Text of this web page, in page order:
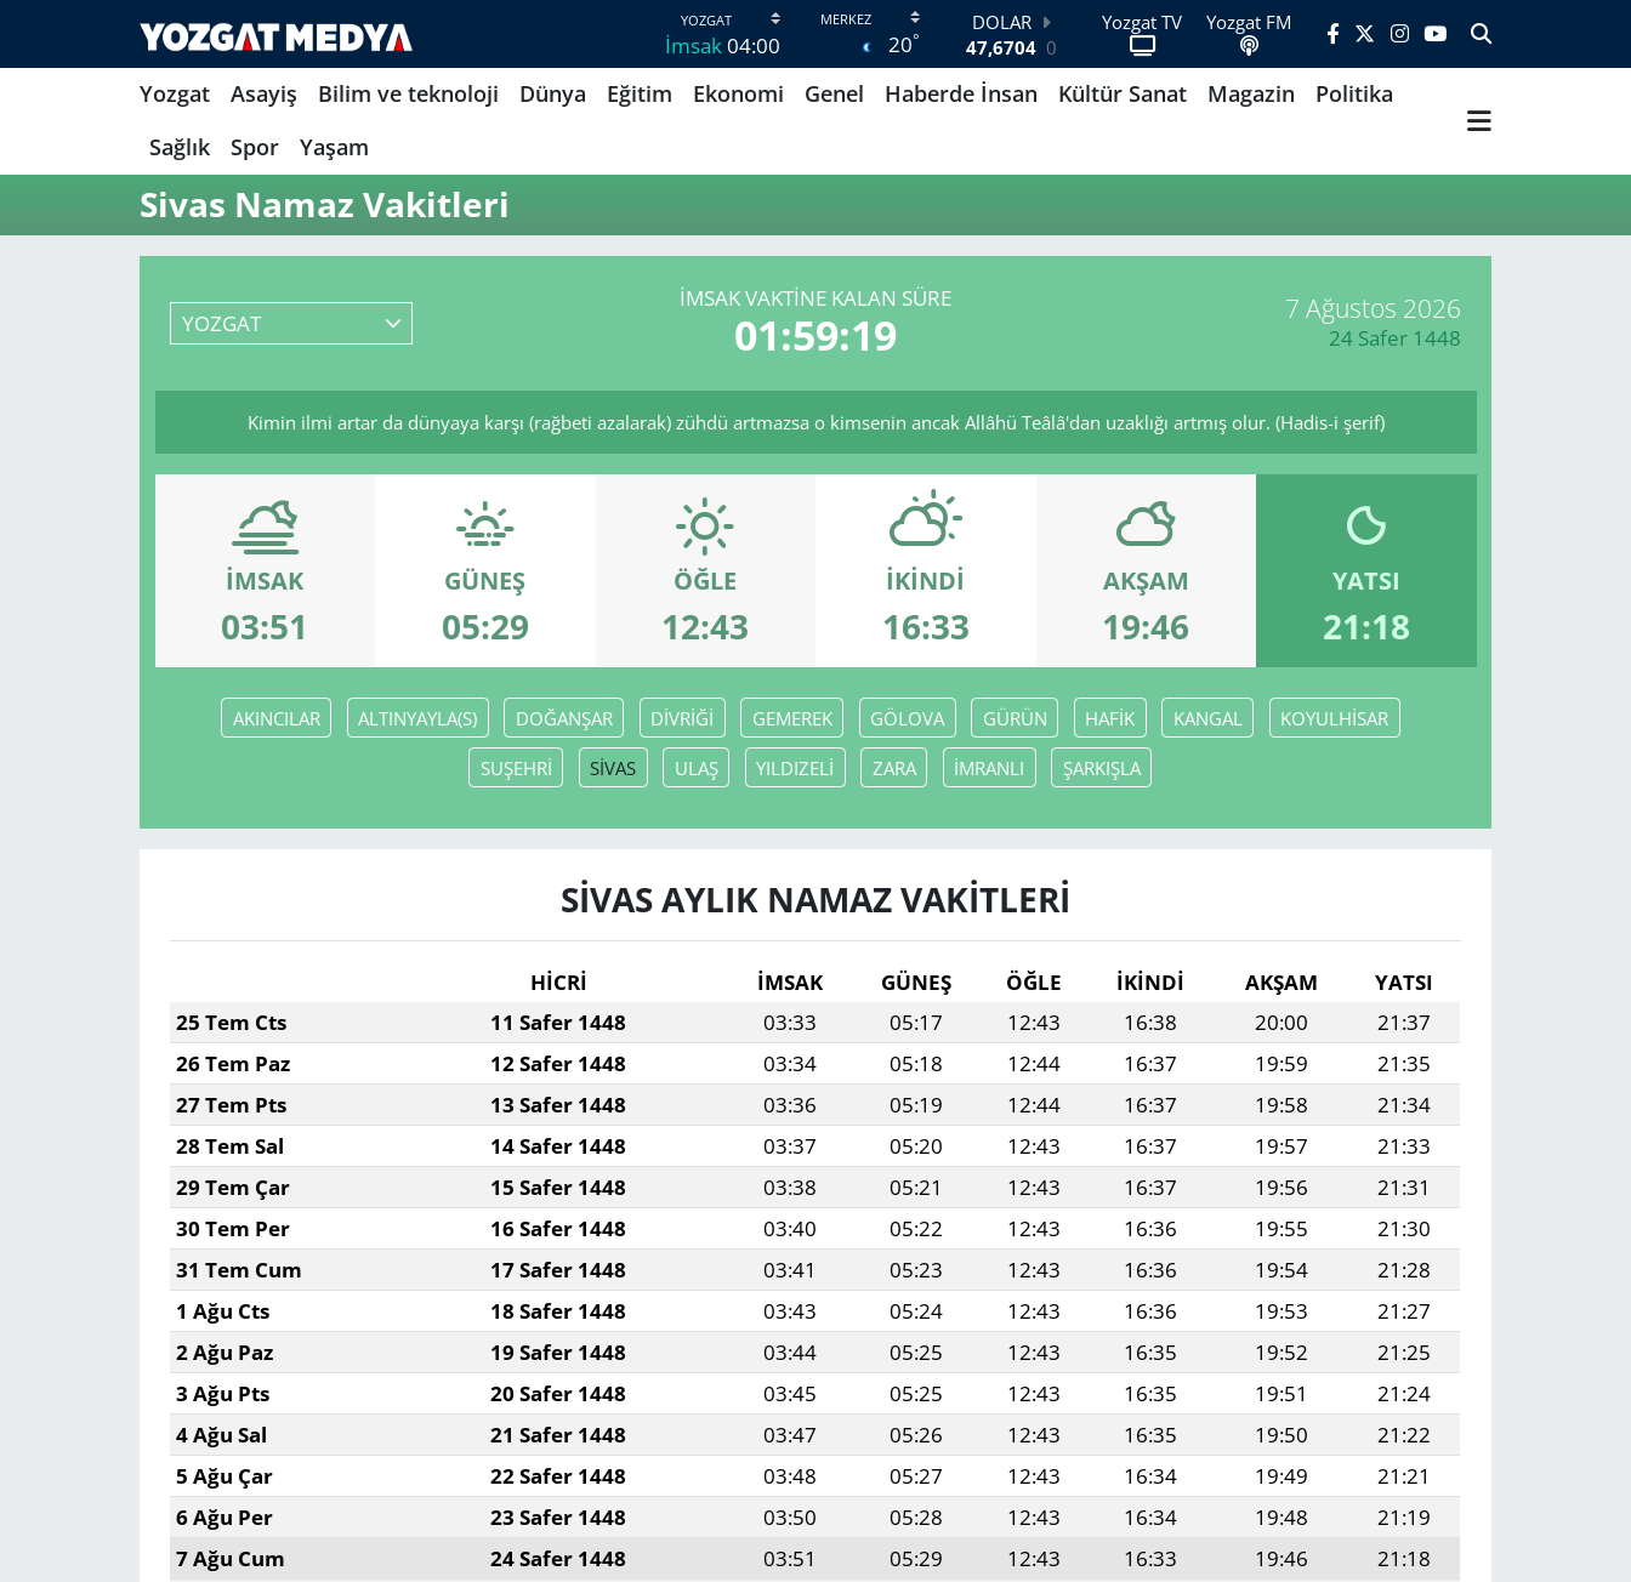
İmsak04:00 20°
DOLAR
47,6704 0
EURO
55,0406 -0.08
GRAM ALTIN
13.799 70
64.643,95
Yozgat TV Yozgat FM
Yozgat Asayiş Bilim ve teknoloji Dünya Eğitim Ekonomi Genel Haberde İnsan Kültür Sanat Magazin
Politika
Sağlık
Spor Yaşam
Sivas Namaz Vakitleri
YOZGAT
İMSAK VAKTINE KALAN SÜRE
01:59:19 7 Ağustos 2026
24 Safer 1448
Kimin ilmi artar da dünyaya karşı (rağbeti azalarak) zühdü artmazsa o kimsenin ancak Allâhü Teâlâ'dan uzaklığı artmış olur. (Hadis-i şerif)
İMSAK
03:51
GÜNEŞ
05:29
ÖĞLE
12:43
İKINDI
16:33
AKŞAM
19:46
YATSI
21:18
AKINCILAR ALTINYAYLA(S) DOĞANŞAR DİVRİĞİ GEMEREK GÖLOVA GÜRÜN HAFİK KANGAL KOYULHİSAR
SUŞEHRİ SİVAS ULAŞ YILDIZELİ ZARA İMRANLI ŞARKIŞLA
SİVAS AYLIK NAMAZ VAKITLERI
HİCRİ İMSAK GÜNEŞ ÖĞLE İKINDI AKŞAM
YATSI
25 Tem Cts
11 Safer 1448 03:33 05:17 12:43 16:38 20:00
21:37
26 Tem Paz
12 Safer 1448 03:34 05:18 12:44 16:37 19:59
21:35
27 Tem Pts
13 Safer 1448 03:36 05:19 12:44 16:37 19:58
21:34
28 Tem Sal
14 Safer 1448 03:37 05:20 12:43 16:37 19:57
21:33
29 Tem Çar
15 Safer 1448 03:38 05:21 12:43 16:37 19:56
21:31
30 Tem Per
16 Safer 1448 03:40 05:22 12:43 16:36 19:55
21:30
31 Tem Cum
17 Safer 1448 03:41 05:23 12:43 16:36 19:54
21:28
1 Ağu Cts
18 Safer 1448 03:43 05:24 12:43 16:36 19:53
21:27
2 Ağu Paz
19 Safer 1448 03:44 05:25 12:43 16:35 19:52
21:25
3 Ağu Pts
20 Safer 1448 03:45 05:25 12:43 16:35 19:51
21:24
4 Ağu Sal
21 Safer 1448 03:47 05:26 12:43 16:35 19:50
21:22
5 Ağu Çar
22 Safer 1448 03:48 05:27 12:43 16:34 19:49
21:21
6 Ağu Per
23 Safer 1448 03:50 05:28 12:43 16:34 19:48
21:19
7 Ağu Cum
24 Safer 1448 03:51 05:29 12:43 16:33 19:46
21:18